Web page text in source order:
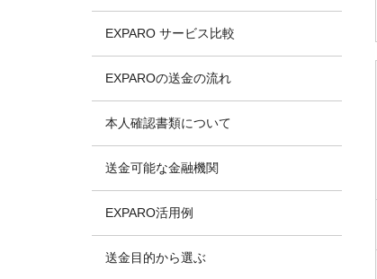
EXPARO サービス比較
EXPAROの送金の流れ
本人確認書類について
送金可能な金融機関
EXPARO活用例
送金目的から選ぶ